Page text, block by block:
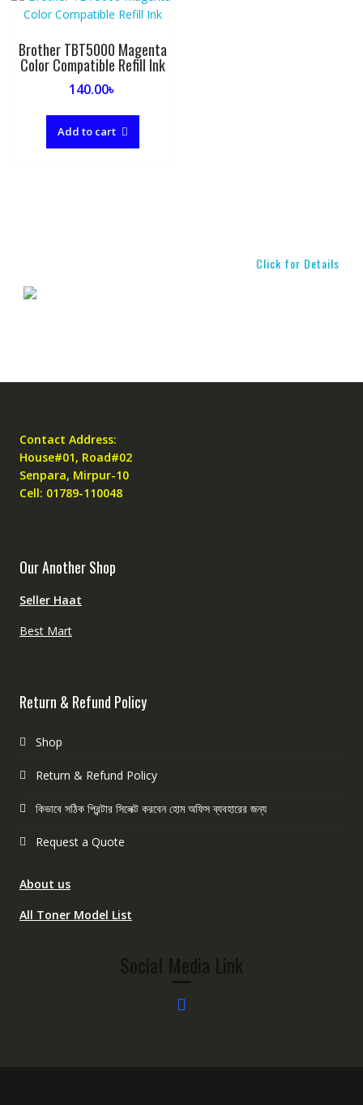
Brother TBT5000 Magenta
Color Compatible Refill Ink
140.00৳
Add to cart
Click for Details
Contact Address:
House#01, Road#02
Senpara, Mirpur-10
Cell: 01789-110048
Our Another Shop
Seller Haat
Best Mart
Return & Refund Policy
Shop
Return & Refund Policy
কিভাবে সঠিক প্রিন্টার সিলেক্ট করবেন হোম অফিস ব্যবহারের জন্য
Request a Quote
About us
All Toner Model List
Social Media Link